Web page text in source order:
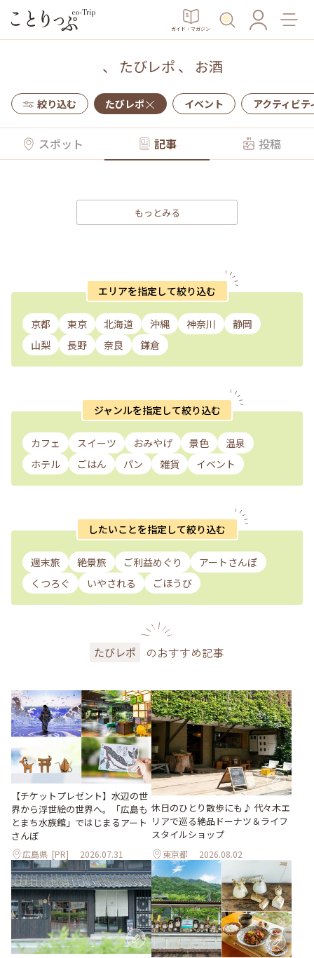
ガイド・マガジン
、 たびレポ 、 お酒
絞り込む たびレポ イベント アクティビテ
スポット 記事 投稿
もっとみる
エリアを指定して絞り込む
京都 東京 北海道 沖縄 神奈川
静岡
山梨
長野 奈良 鎌倉
ジャンルを指定して絞り込む
カフェ スイーツ おみやげ 景色
温泉
ホテル
ごはん パン 雑貨 イベント
したいことを指定して絞り込む
週末旅 絶景旅 ご利益めぐり
アートさんぽ
くつろぐ
いやされる ごほうび
たびレポ のおすすめ記事
【チケットプレゼント】水辺の世
界から浮世絵の世界へ。「広島も
とまち水族館」ではじまるアート
さんぽ
広島県 [PR] 2026.07.31
休日のひとり散歩にも♪ 代々木エ
リアで巡る絶品ドーナツ＆ライフ
スタイルショップ
東京都 2026.08.02